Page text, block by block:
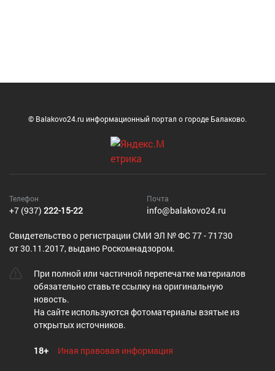
© Balakovo24.ru информационный портал о городе Балаково.
Телефон
+7 (937) 222-15-22
Почта
info@balakovo24.ru
Cвидетельство о регистрации СМИ ЭЛ № ФС 77 - 71730
от 30.11.2017, выдано Роскомнадзором.
При полной или частичной перепечатке материалов
обязательно ставьте ссылку на оригинальную
новость.
На сайте используются фотоматериалы взятые из
открытых источников.
18+ Иная правовая информация